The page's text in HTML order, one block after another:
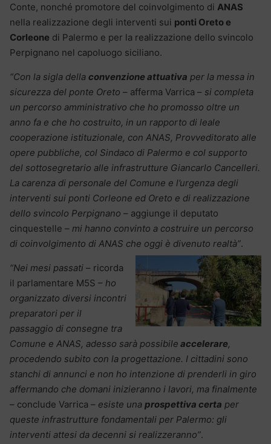
Conte, nonché promotore del coinvolgimento di ANAS
nella realizzazione degli interventi sui ponti Oreto e
Corleone di Palermo e per la realizzazione dello svincolo
Perpignano nel capoluogo siciliano.
“Con la sigla della convenzione attuativa per la messa in
sicurezza del ponte Oreto – afferma Varrica – si completa
un percorso amministrativo che ho promosso oltre un
anno fa e che ho costruito, in un rapporto di leale
cooperazione istituzionale, con ANAS, Provveditorato alle
opere pubbliche, col Sindaco di Palermo e col supporto
del sottosegretario alle infrastrutture Giancarlo Cancelleri.
La carenza di personale del Comune e l’urgenza degli
interventi sui ponti Corleone ed Oreto e di realizzazione
dello svincolo Perpignano – aggiunge il deputato
cinquestelle – mi hanno convinto a costruire un percorso
di coinvolgimento di ANAS che oggi è divenuto realtà”.
“Nei mesi passati – ricorda
il parlamentare M5S – ho
organizzato diversi incontri
preparatori per il
passaggio di consegne tra
Comune e ANAS, adesso sarà possibile accelerare,
procedendo subito con la progettazione. I cittadini sono
stanchi di annunci e non ho intenzione di prenderli in giro
affermando che domani inizieranno i lavori, ma finalmente
– conclude Varrica – esiste una prospettiva certa per
queste infrastrutture fondamentali per Palermo: gli
interventi attesi da decenni si realizzeranno”.